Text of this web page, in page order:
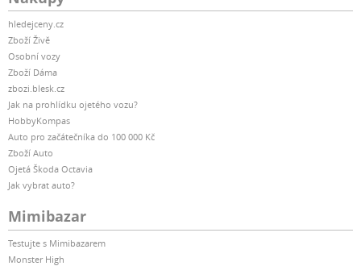
hledejceny.cz
Zboží Živě
Osobní vozy
Zboží Dáma
zbozi.blesk.cz
Jak na prohlídku ojetého vozu?
HobbyKompas
Auto pro začátečníka do 100 000 Kč
Zboží Auto
Ojetá Škoda Octavia
Jak vybrat auto?
Mimibazar
Testujte s Mimibazarem
Monster High